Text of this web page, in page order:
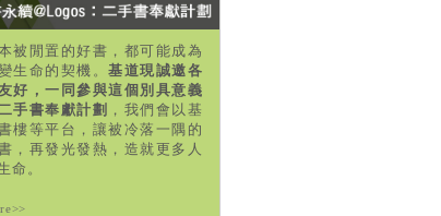
被閒置的好書，都可能成為
生命的契機。基道現誠邀各
好，一同參與這個別具意義
手書奉獻計劃 ，我們會以基
樓等平台，讓被冷落一隅的
，再發光發熱，造就更多人
命。